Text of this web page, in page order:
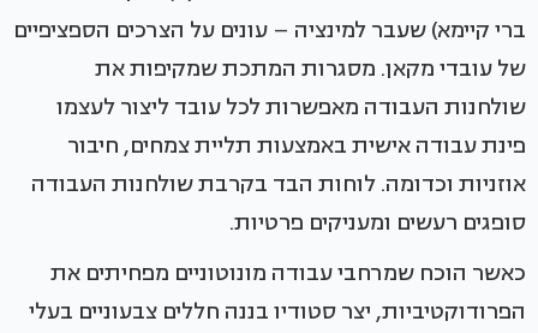
ברי קיימא) שעבר למינציה – עונים על הצרכים הספציפיים
של עובדי מקאן. מסגרות המתכת שמקיפות את
שולחנות העבודה מאפשרות לכל עובד ליצור לעצמו
פינת עבודה אישית באמצעות תליית צמחים, חיבור
אוזניות וכדומה. לוחות הבד בקרבת שולחנות העבודה
סופגים רעשים ומעניקים פרטיות.
כאשר הוכח שמרחבי עבודה מונוטוניים מפחיתים את
הפרודוקטיביות, יצר סטודיו בננה חללים צבעוניים בעלי